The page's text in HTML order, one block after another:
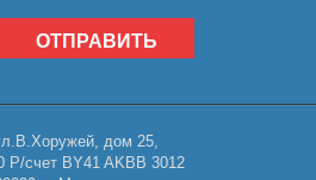
ОТПРАВИТЬ
дом 25,
Р/счет BY41 AKBB 3012